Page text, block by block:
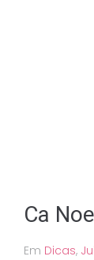
Ca Noel
Em Dicas,